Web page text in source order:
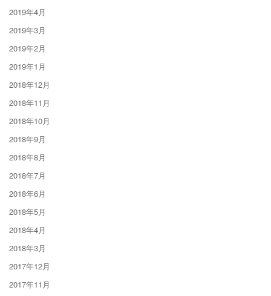
2019年4月
2019年3月
2019年2月
2019年1月
2018年12月
2018年11月
2018年10月
2018年9月
2018年8月
2018年7月
2018年6月
2018年5月
2018年4月
2018年3月
2017年12月
2017年11月